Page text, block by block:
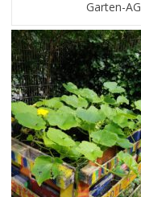
Garten-AG